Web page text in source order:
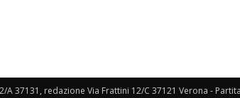
A 37131, redazione Via Frattini 12/C 37121 Verona -